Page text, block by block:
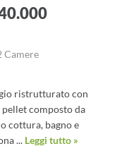
Camere
ristrutturato con
composto da
cottura, bagno e
... Leggi tutto »